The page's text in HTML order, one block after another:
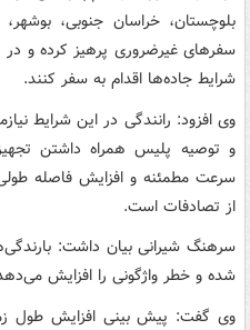
بلوچستان، خراسان جنوبی،
سفرهای غیرضروری پرهیز کرده و
شرایط جاده‌ها اقدام به سفر کنند.
وی افزود: رانندگی در این شرایط
و توصیه پلیس همراه داشتن
سرعت مطمئنه و افزایش فاصله
از تصادفات است.
سرهنگ شیرانی بیان داشت:
شده و خطر واژگونی را افزایش
وی گفت: پیش بینی افزایش طول